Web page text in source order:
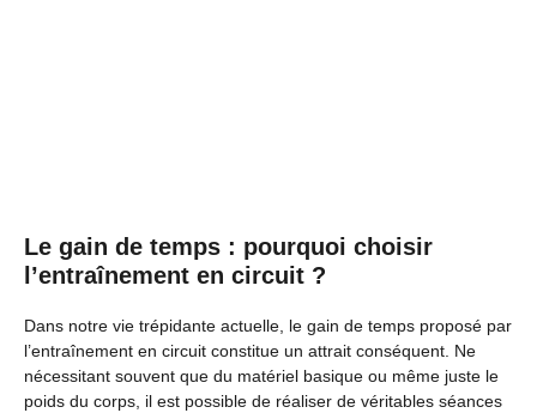
Le gain de temps : pourquoi choisir
l’entraînement en circuit ?
Dans notre vie trépidante actuelle, le gain de temps proposé par
l’entraînement en circuit constitue un attrait conséquent. Ne
nécessitant souvent que du matériel basique ou même juste le
poids du corps, il est possible de réaliser de véritables séances